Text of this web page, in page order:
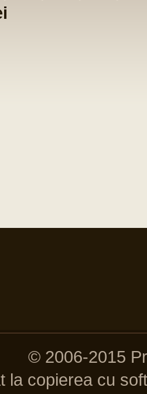
© 2006-2015
la copierea cu